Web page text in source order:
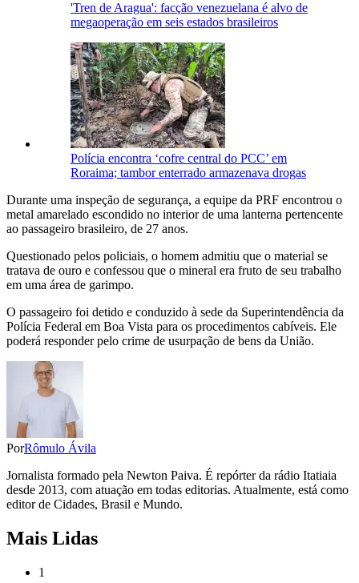
'Tren de Aragua': facção venezuelana é alvo de
megaoperação em seis estados brasileiros
Polícia encontra ‘cofre central do PCC’ em
Roraima; tambor enterrado armazenava drogas
Durante uma inspeção de segurança, a equipe da PRF encontrou o
metal amarelado escondido no interior de uma lanterna pertencente
ao passageiro brasileiro, de 27 anos.
Questionado pelos policiais, o homem admitiu que o material se
tratava de ouro e confessou que o mineral era fruto de seu trabalho
em uma área de garimpo.
O passageiro foi detido e conduzido à sede da Superintendência da
Polícia Federal em Boa Vista para os procedimentos cabíveis. Ele
poderá responder pelo crime de usurpação de bens da União.
PorRômulo Ávila
Jornalista formado pela Newton Paiva. É repórter da rádio Itatiaia
desde 2013, com atuação em todas editorias. Atualmente, está como
editor de Cidades, Brasil e Mundo.
Mais Lidas
1